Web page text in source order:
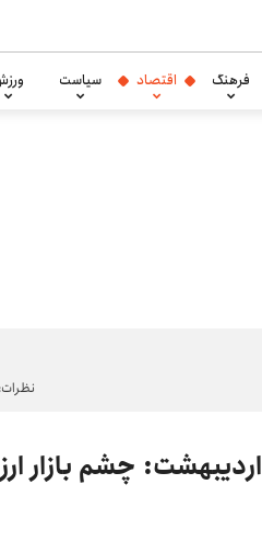
فرهنگ اقتصاد سیاست
نظرات: ۰
وضعیت بازار ارز فردا دوشنبه ۲۸ اردیبهشت: چشم